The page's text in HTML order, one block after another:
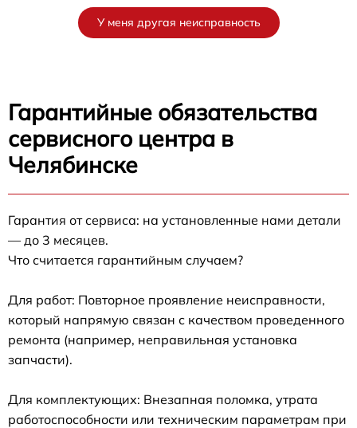
У меня другая неисправность
Гарантийные обязательства
сервисного центра в
Челябинске
Гарантия от сервиса: на установленные нами детали
— до 3 месяцев.
Что считается гарантийным случаем?
Для работ: Повторное проявление неисправности,
который напрямую связан с качеством проведенного
ремонта (например, неправильная установка
запчасти).
Для комплектующих: Внезапная поломка, утрата
работоспособности или техническим параметрам при